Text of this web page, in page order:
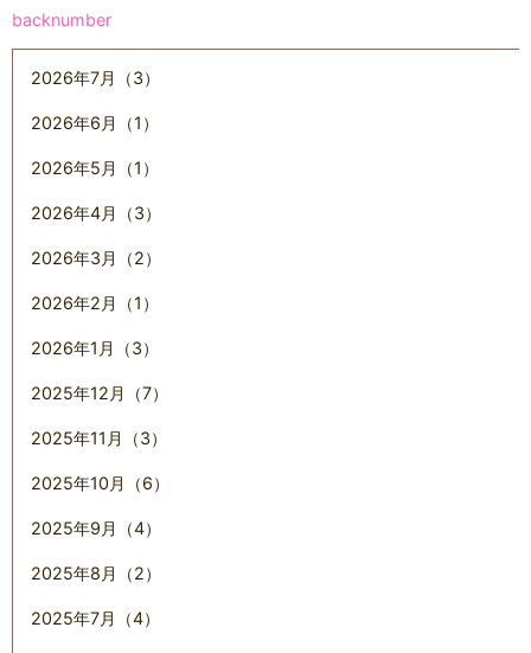
backnumber
2026年7月（3）
2026年6月（1）
2026年5月（1）
2026年4月（3）
2026年3月（2）
2026年2月（1）
2026年1月（3）
2025年12月（7）
2025年11月（3）
2025年10月（6）
2025年9月（4）
2025年8月（2）
2025年7月（4）